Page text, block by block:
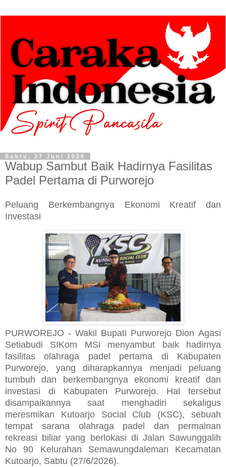
Sabtu, 27 Juni 2026
Wabup Sambut Baik Hadirnya Fasilitas
Padel Pertama di Purworejo
Peluang Berkembangnya Ekonomi Kreatif dan
Investasi
PURWOREJO - Wakil Bupati Purworejo Dion Agasi
Setiabudi SIKom MSi menyambut baik hadirnya
fasilitas olahraga padel pertama di Kabupaten
Purworejo, yang diharapkannya menjadi peluang
tumbuh dan berkembangnya ekonomi kreatif dan
investasi di Kabupaten Purworejo. Hal tersebut
disampaikannya saat menghadiri sekaligus
meresmikan Kutoarjo Social Club (KSC), sebuah
tempat sarana olahraga padel dan permainan
rekreasi biliar yang berlokasi di Jalan Sawunggalih
No 90 Kelurahan Semawungdaleman Kecamatan
Kutoarjo, Sabtu (27/6/2026).